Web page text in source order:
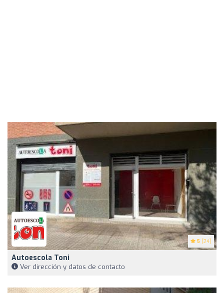
5 (24)
Autoescola Toni
Ver dirección y datos de contacto